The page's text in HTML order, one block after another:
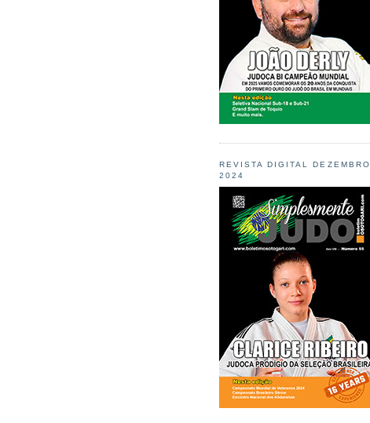
REVISTA DIGITAL DEZEMBRO
2024